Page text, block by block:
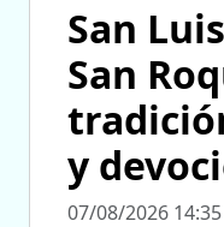
San
San
y
07/08/2026 14:35